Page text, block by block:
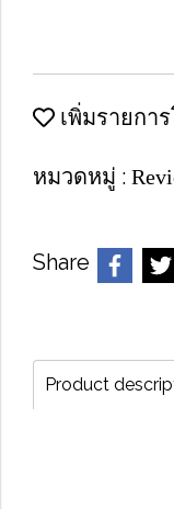
เพิ่มรายกา
หมวดหมู่ :
Share
Product